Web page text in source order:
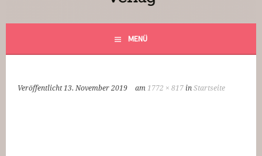
MENÜ
Veröffentlicht13. November 2019 am 1772 × 817 inStartseite